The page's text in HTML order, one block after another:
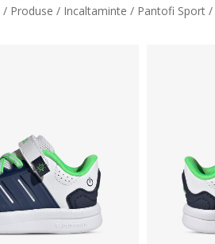
Produse Incaltaminte Pantofi Sport